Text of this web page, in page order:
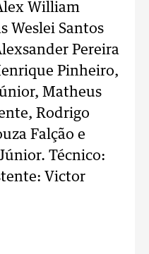
William
Weslei Santos
Pereira
Pinheiro,
Matheus
Rodrigo
Falção e
Técnico:
Victor